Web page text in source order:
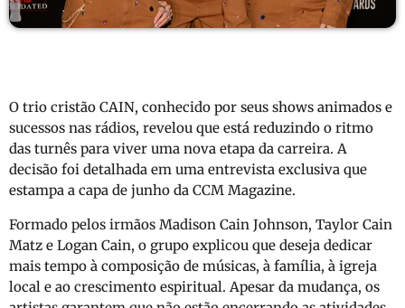
O trio cristão CAIN, conhecido por seus shows animados e
sucessos nas rádios, revelou que está reduzindo o ritmo
das turnês para viver uma nova etapa da carreira. A
decisão foi detalhada em uma entrevista exclusiva que
estampa a capa de junho da CCM Magazine.
Formado pelos irmãos Madison Cain Johnson, Taylor Cain
Matz e Logan Cain, o grupo explicou que deseja dedicar
mais tempo à composição de músicas, à família, à igreja
local e ao crescimento espiritual. Apesar da mudança, os